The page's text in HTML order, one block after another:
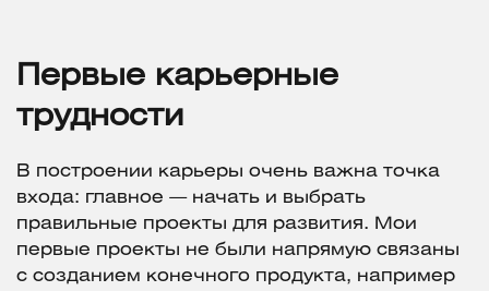
Первые карьерные
трудности
В построении карьеры очень важна точка
входа: главное — начать и выбрать
правильные проекты для развития. Мои
первые проекты не были напрямую связаны
с созданием конечного продукта, например